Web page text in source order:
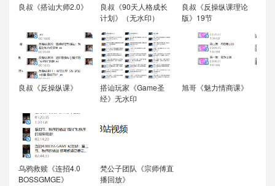
良叔《搭讪大师2.0》
良叔《90天人格成长
计划》（无水印）
良叔《反操纵课理论
版》19节
良叔《反操纵课》
搭讪玩家《Game圣
经》无水印
旭哥《魅力情商课》
乌鸦救赎《连招4.0
BOSSGMGE》
梵公子团队《宗师傅直
播回放》